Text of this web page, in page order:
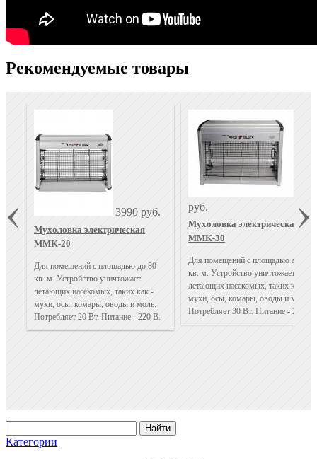
Рекомендуемые товары
3990 руб.
Мухоловка электрическая
MMK-20
Для помещений с площадью до 80
кв. м. Устройство уничтожает
летающих насекомых, таких как -
мухи, осы, комары, оводы и моль.
Потребляет 20 Вт. Питание - 220 В.
руб.
Мухоловка электрическая
MMK-30
Для помещений с площадью до 120
кв. м. Устройство уничтожает
летающих насекомых, таких как -
мухи, осы, комары, оводы и моль.
Потребляет 30 Вт. Питание - 220 В.
Категории